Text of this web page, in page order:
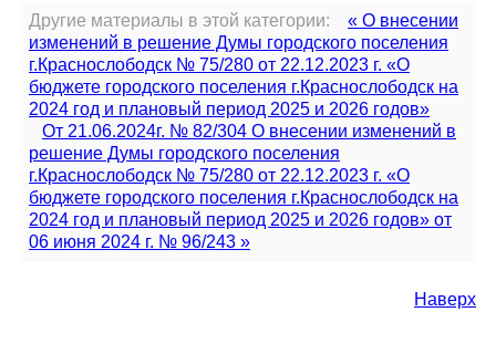
Другие материалы в этой категории:
« О внесении
изменений в решение Думы городского поселения
г.Краснослободск № 75/280 от 22.12.2023 г. «О
бюджете городского поселения г.Краснослободск на
2024 год и плановый период 2025 и 2026 годов»
От 21.06.2024г. № 82/304 О внесении изменений в
решение Думы городского поселения
г.Краснослободск № 75/280 от 22.12.2023 г. «О
бюджете городского поселения г.Краснослободск на
2024 год и плановый период 2025 и 2026 годов» от
06 июня 2024 г. № 96/243 »
Наверх